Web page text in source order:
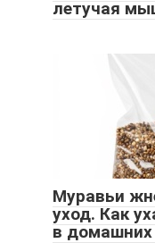
летучая
Муравьи
уход. Как
в домашних